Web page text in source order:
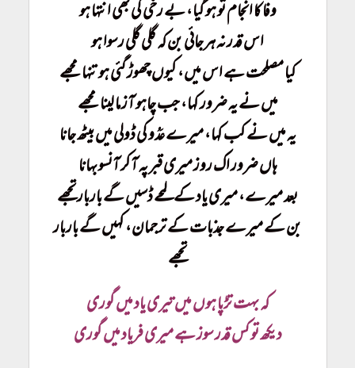
وفا کا انجام تو ہو گیا، بے رخی کی بھی انتہا ہو
اس قدر نہ ہرجائی بن کہ گلی گلی رسوا ہو
کیا مصلحت ہے اس میں، کیوں چھوڑ گئی ہو تنہا مجھے
میں نے یہ ضرور کہا، جب چاہو آزما لینا مجھے
یہ میں نے کب کہا، میرے عَدُو کی ڈولی میں بیٹھ جانا
ہاں ضرور اک روز میری قبر پہ آکر آنسو بہانا
بعد میرے، میری یاد کے لمحے ڈسیں گے باربار تجھے
بن کے میرے جذبات کے ترجمان، کہیں گے باربار
تجھے
کہ بہت تڑپا ہوں میں تیری یاد میں گوری
دیکھ تو کس قدر سوز ہے میری فریاد میں گوری